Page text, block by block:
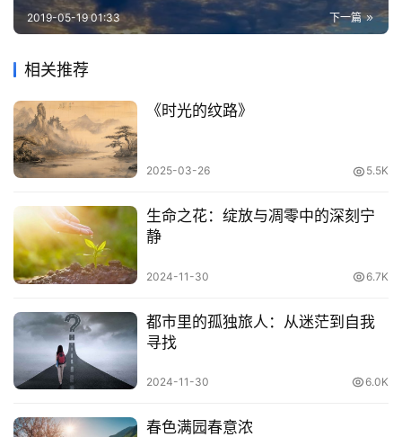
常
用
网
址
天长的回味。
人生如旅，也要同样感谢悲伤和痛楚，若没有惨痛的记忆，
折线，无关风月的只是那一座内心的城池，曾为一段幸福往
事，流连独钟，绝望跟痛苦，像一道忧郁的微笑，伤而轻
缓，孤而浮躁，悲伤过的泪水，孤单痛失的心碎，痛彻心扉
勾勒在心间的离愁，是这一季不敢离去的沧桑。季节的转
变，流年的浮华，那些人生路上的相聚与别离，便是生命里
卷起又铺开的风景。
某种情意，在点滴的墨色里凝聚，那些言语在长久的清寂
中，如尘香涌动，繁复与通透。临窗听风，看弯月静怡，掬
一眸清亮的水色，融汇成生命的从容去守望荒芜，让跌宕起
伏的诗意，将千头万绪的记忆晕开，与花草相凝，与风月同
行，如此静美的光阴，心绪尚且安好，温暖如影随形。
下一篇
2019-05-19 01:33
相关推荐
《时光的纹路》
2025-03-26 5.5K
生命之花：绽放与凋零中的深刻宁
静
2024-11-30 6.7K
都市里的孤独旅人：从迷茫到自我
寻找
2024-11-30 6.0K
春色满园春意浓